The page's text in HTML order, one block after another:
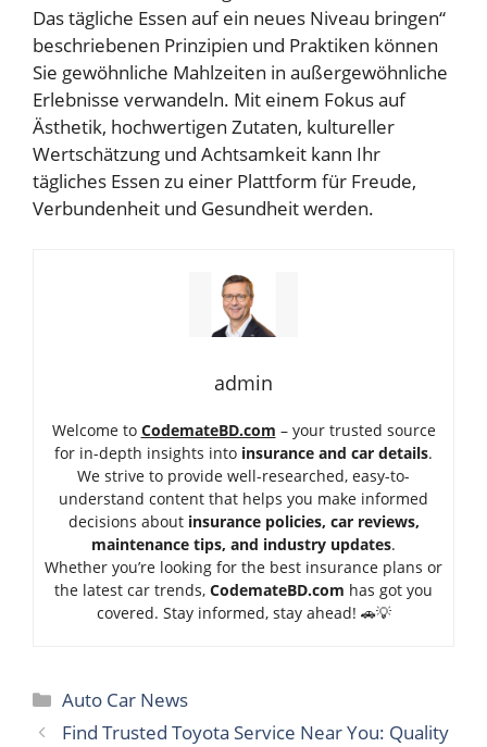
Das tägliche Essen auf ein neues Niveau bringen“
beschriebenen Prinzipien und Praktiken können
Sie gewöhnliche Mahlzeiten in außergewöhnliche
Erlebnisse verwandeln. Mit einem Fokus auf
Ästhetik, hochwertigen Zutaten, kultureller
Wertschätzung und Achtsamkeit kann Ihr
tägliches Essen zu einer Plattform für Freude,
Verbundenheit und Gesundheit werden.
admin
Welcome to CodemateBD.com – your trusted source
for in-depth insights into insurance and car details.
We strive to provide well-researched, easy-to-
understand content that helps you make informed
decisions about insurance policies, car reviews,
maintenance tips, and industry updates.
Whether you’re looking for the best insurance plans or
the latest car trends, CodemateBD.com has got you
covered. Stay informed, stay ahead! 🚗💡
Categories
Auto Car News
Find Trusted Toyota Service Near You: Quality